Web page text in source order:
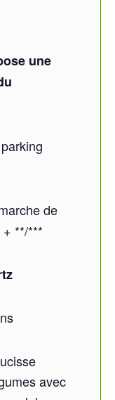
une
de
**/***
avec